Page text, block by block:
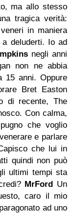
ma allo stesso
tragica verità:
in maniera
deluderti. Io ad
negli anni
non ne abbia
15 anni. Oppure
Bret Easton
di recente, The
Con calma,
che voglio
e parlare
che lui in
quindi non può
ultimi tempi sta
MrFord Un
caro il mio
ad uno